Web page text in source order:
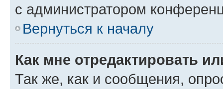
с администратором
Вернуться к началу
Как мне отредактировать
Так же, как и сообщения,